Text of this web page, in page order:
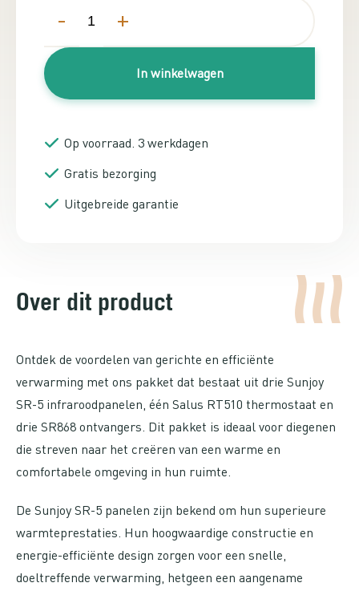
- +
In winkelwagen
Op voorraad. 3 werkdagen
Gratis bezorging
Uitgebreide garantie
Over dit product
Ontdek de voordelen van gerichte en efficiënte
verwarming met ons pakket dat bestaat uit drie Sunjoy
SR-5 infraroodpanelen, één Salus RT510 thermostaat en
drie SR868 ontvangers. Dit pakket is ideaal voor diegenen
die streven naar het creëren van een warme en
comfortabele omgeving in hun ruimte.
De Sunjoy SR-5 panelen zijn bekend om hun superieure
warmteprestaties. Hun hoogwaardige constructie en
energie-efficiënte design zorgen voor een snelle,
doeltreffende verwarming, hetgeen een aangename